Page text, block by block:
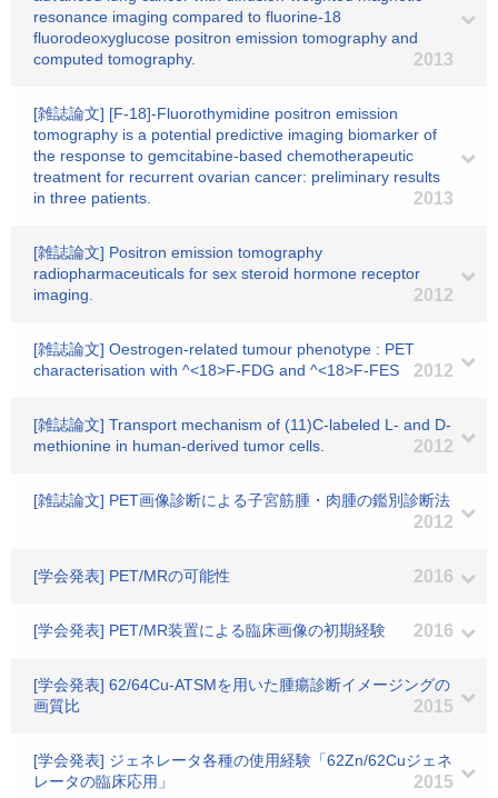
resonance imaging compared to fluorine-18
fluorodeoxyglucose positron emission tomography and
computed tomography.
2013
[雑誌論文] [F-18]-Fluorothymidine positron emission
tomography is a potential predictive imaging biomarker of
the response to gemcitabine-based chemotherapeutic
treatment for recurrent ovarian cancer: preliminary results
in three patients.
2013
[雑誌論文] Positron emission tomography
radiopharmaceuticals for sex steroid hormone receptor
imaging.
2012
[雑誌論文] Oestrogen-related tumour phenotype : PET
characterisation with ^<18>F-FDG and ^<18>F-FES
2012
[雑誌論文] Transport mechanism of (11)C-labeled L- and D-
methionine in human-derived tumor cells.
2012
[雑誌論文] PET画像診断による子宮筋腫・肉腫の鑑別診断法
2012
[学会発表] PET/MRの可能性 2016
[学会発表] PET/MR装置による臨床画像の初期経験 2016
[学会発表] 62/64Cu-ATSMを用いた腫瘍診断イメージングの
画質比
2015
[学会発表] ジェネレータ各種の使用経験「62Zn/62Cuジェネ
レータの臨床応用」
2015